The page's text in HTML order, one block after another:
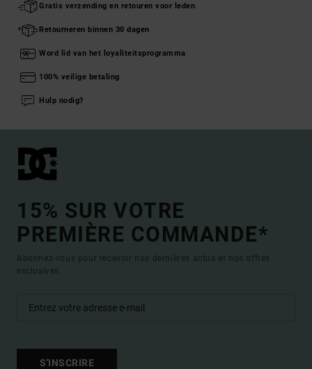
Gratis verzending en retouren voor leden
Retourneren binnen 30 dagen
Word lid van het loyaliteitsprogramma
100% veilige betaling
Hulp nodig?
15% SUR VOTRE
PREMIÈRE COMMANDE*
Abonnez-vous pour recevoir nos dernières actus et nos offres
exclusives.
S'INSCRIRE